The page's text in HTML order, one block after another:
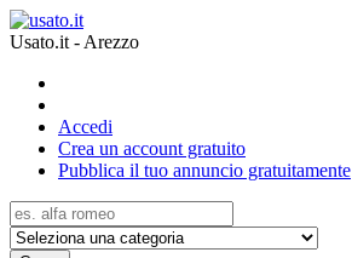
Usato.it - Arezzo
Accedi
Crea un account gratuito
Pubblica il tuo annuncio gratuitamente